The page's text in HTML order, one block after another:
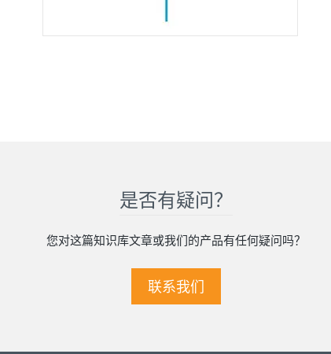
是否有疑问？
您对这篇知识库文章或我们的产品有任何疑问吗？
联系我们